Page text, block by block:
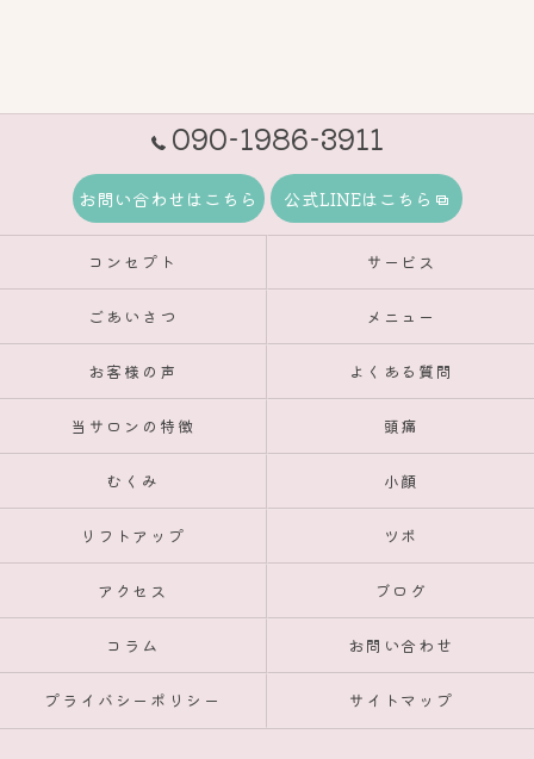
090-1986-3911
お問い合わせはこちら 公式LINEはこちら
コンセプト サービス
ごあいさつ メニュー
お客様の声 よくある質問
当サロンの特徴 頭痛
むくみ 小顔
リフトアップ ツボ
アクセス ブログ
コラム お問い合わせ
プライバシーポリシー サイトマップ